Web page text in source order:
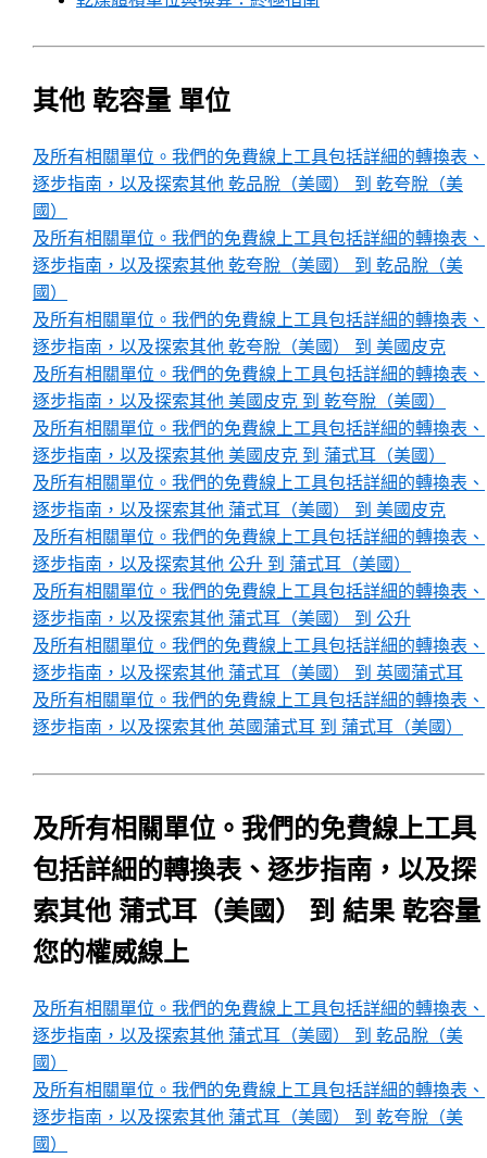
其他 乾容量 單位
及所有相關單位。我們的免費線上工具包括詳細的轉換表、
逐步指南，以及探索其他 乾品脫（美國） 到 乾夸脫（美
國）
及所有相關單位。我們的免費線上工具包括詳細的轉換表、
逐步指南，以及探索其他 乾夸脫（美國） 到 乾品脫（美
國）
及所有相關單位。我們的免費線上工具包括詳細的轉換表、
逐步指南，以及探索其他 乾夸脫（美國） 到 美國皮克
及所有相關單位。我們的免費線上工具包括詳細的轉換表、
逐步指南，以及探索其他 美國皮克 到 乾夸脫（美國）
及所有相關單位。我們的免費線上工具包括詳細的轉換表、
逐步指南，以及探索其他 美國皮克 到 蒲式耳（美國）
及所有相關單位。我們的免費線上工具包括詳細的轉換表、
逐步指南，以及探索其他 蒲式耳（美國） 到 美國皮克
及所有相關單位。我們的免費線上工具包括詳細的轉換表、
逐步指南，以及探索其他 公升 到 蒲式耳（美國）
及所有相關單位。我們的免費線上工具包括詳細的轉換表、
逐步指南，以及探索其他 蒲式耳（美國） 到 公升
及所有相關單位。我們的免費線上工具包括詳細的轉換表、
逐步指南，以及探索其他 蒲式耳（美國） 到 英國蒲式耳
及所有相關單位。我們的免費線上工具包括詳細的轉換表、
逐步指南，以及探索其他 英國蒲式耳 到 蒲式耳（美國）
及所有相關單位。我們的免費線上工具
包括詳細的轉換表、逐步指南，以及探
索其他 蒲式耳（美國） 到 結果 乾容量
您的權威線上
及所有相關單位。我們的免費線上工具包括詳細的轉換表、
逐步指南，以及探索其他 蒲式耳（美國） 到 乾品脫（美
國）
及所有相關單位。我們的免費線上工具包括詳細的轉換表、
逐步指南，以及探索其他 蒲式耳（美國） 到 乾夸脫（美
國）